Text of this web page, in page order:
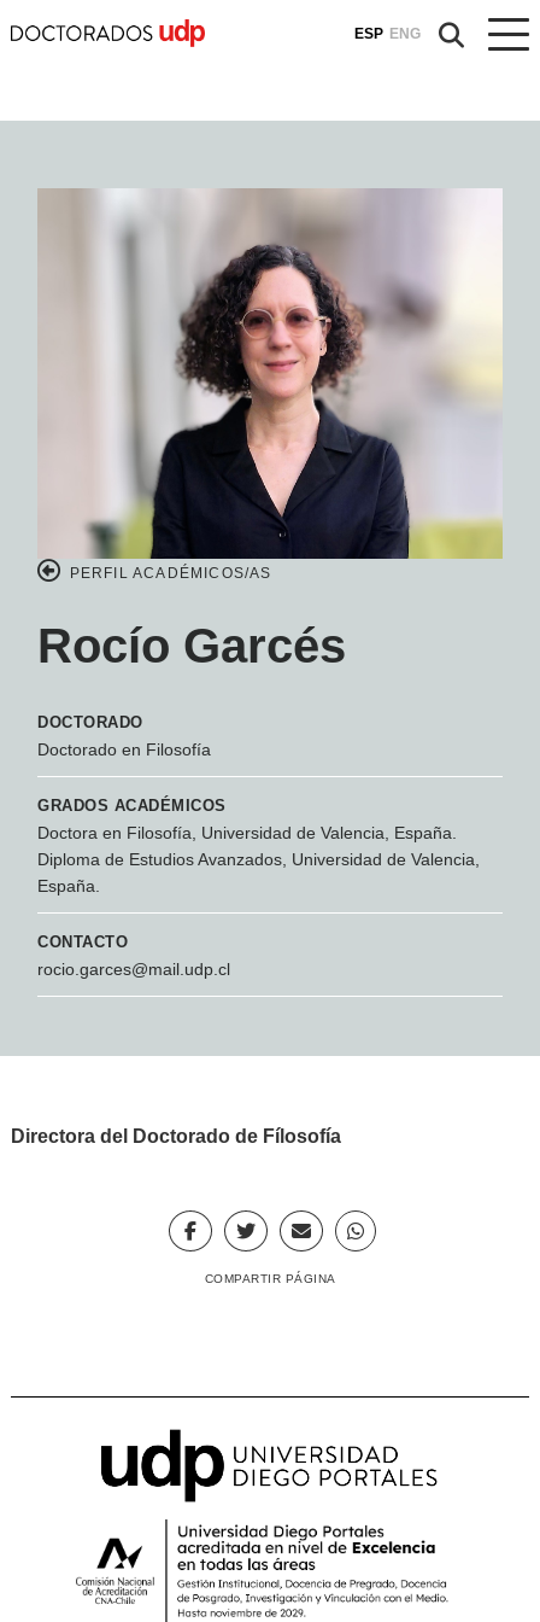
ESP ENG
PERFIL ACADÉMICOS/AS
Rocío Garcés
DOCTORADO
Doctorado en Filosofía
GRADOS ACADÉMICOS
Doctora en Filosofía, Universidad de Valencia, España.
Diploma de Estudios Avanzados, Universidad de Valencia,
España.
CONTACTO
rocio.garces@mail.udp.cl
Directora del Doctorado de Fílosofía
COMPARTIR PÁGINA